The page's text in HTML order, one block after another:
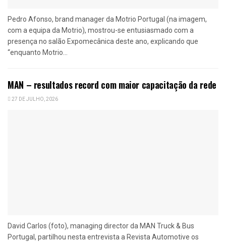
Pedro Afonso, brand manager da Motrio Portugal (na imagem,
com a equipa da Motrio), mostrou-se entusiasmado com a
presença no salão Expomecânica deste ano, explicando que
“enquanto Motrio...
MAN – resultados record com maior capacitação da rede
27 DE JULHO, 2026
David Carlos (foto), managing director da MAN Truck & Bus
Portugal, partilhou nesta entrevista a Revista Automotive os